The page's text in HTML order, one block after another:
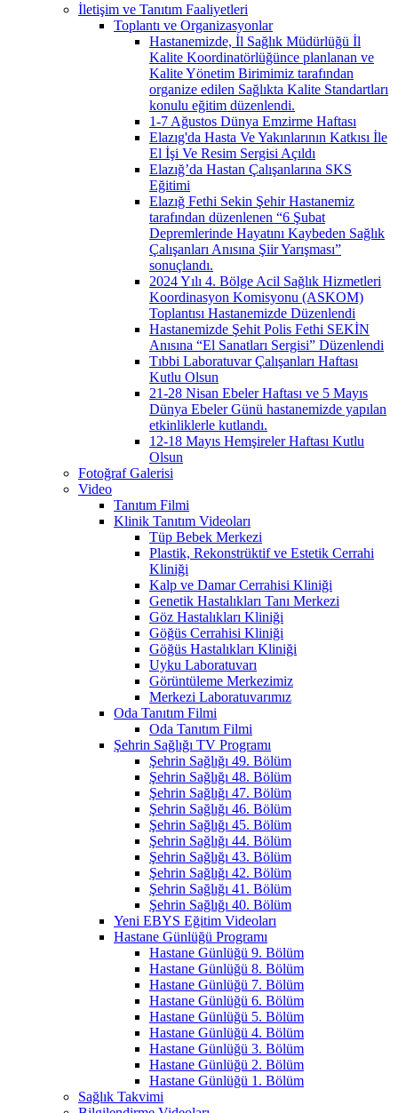
İletişim ve Tanıtım Faaliyetleri
Toplantı ve Organizasyonlar
Hastanemizde, İl Sağlık Müdürlüğü İl
Kalite Koordinatörlüğünce planlanan ve
Kalite Yönetim Birimimiz tarafından
organize edilen Sağlıkta Kalite Standartları
konulu eğitim düzenlendi.
1-7 Ağustos Dünya Emzirme Haftası
Elazıg'da Hasta Ve Yakınlarının Katkısı İle
El İşi Ve Resim Sergisi Açıldı
Elazığ’da Hastan Çalışanlarına SKS
Eğitimi
Elazığ Fethi Sekin Şehir Hastanemiz
tarafından düzenlenen “6 Şubat
Depremlerinde Hayatını Kaybeden Sağlık
Çalışanları Anısına Şiir Yarışması”
sonuçlandı.
2024 Yılı 4. Bölge Acil Sağlık Hizmetleri
Koordinasyon Komisyonu (ASKOM)
Toplantısı Hastanemizde Düzenlendi
Hastanemizde Şehit Polis Fethi SEKİN
Anısına “El Sanatları Sergisi” Düzenlendi
Tıbbi Laboratuvar Çalışanları Haftası
Kutlu Olsun
21-28 Nisan Ebeler Haftası ve 5 Mayıs
Dünya Ebeler Günü hastanemizde yapılan
etkinliklerle kutlandı.
12-18 Mayıs Hemşireler Haftası Kutlu
Olsun
Fotoğraf Galerisi
Video
Tanıtım Filmi
Klinik Tanıtım Videoları
Tüp Bebek Merkezi
Plastik, Rekonstrüktif ve Estetik Cerrahi
Kliniği
Kalp ve Damar Cerrahisi Kliniği
Genetik Hastalıkları Tanı Merkezi
Göz Hastalıkları Kliniği
Göğüs Cerrahisi Kliniği
Göğüs Hastalıkları Kliniği
Uyku Laboratuvarı
Görüntüleme Merkezimiz
Merkezi Laboratuvarımız
Oda Tanıtım Filmi
Oda Tanıtım Filmi
Şehrin Sağlığı TV Programı
Şehrin Sağlığı 49. Bölüm
Şehrin Sağlığı 48. Bölüm
Şehrin Sağlığı 47. Bölüm
Şehrin Sağlığı 46. Bölüm
Şehrin Sağlığı 45. Bölüm
Şehrin Sağlığı 44. Bölüm
Şehrin Sağlığı 43. Bölüm
Şehrin Sağlığı 42. Bölüm
Şehrin Sağlığı 41. Bölüm
Şehrin Sağlığı 40. Bölüm
Yeni EBYS Eğitim Videoları
Hastane Günlüğü Programı
Hastane Günlüğü 9. Bölüm
Hastane Günlüğü 8. Bölüm
Hastane Günlüğü 7. Bölüm
Hastane Günlüğü 6. Bölüm
Hastane Günlüğü 5. Bölüm
Hastane Günlüğü 4. Bölüm
Hastane Günlüğü 3. Bölüm
Hastane Günlüğü 2. Bölüm
Hastane Günlüğü 1. Bölüm
Sağlık Takvimi